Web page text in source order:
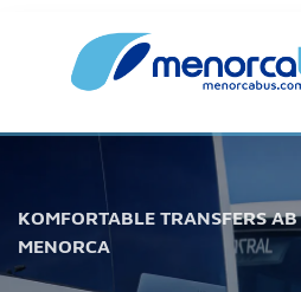
KOMFORTABLE TRANSFERS
MENORCA
Hallo, ich bin der Assistent von
Wie kann ich helfen?